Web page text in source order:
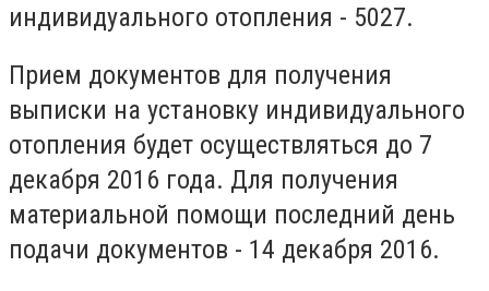
индивидуального отопления - 5027.
Прием документов для получения
выписки на установку индивидуального
отопления будет осуществляться до 7
декабря 2016 года. Для получения
материальной помощи последний день
подачи документов - 14 декабря 2016.